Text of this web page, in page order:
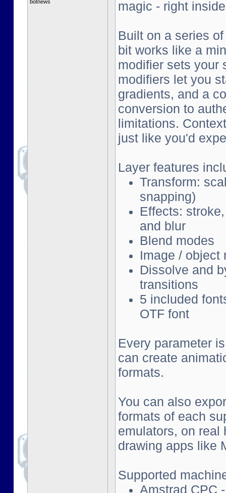
botnews
magic - right
Built on a series
bit works like a
modifier sets your
modifiers let you
gradients, and a
conversion to
limitations.
just like you'd
Layer features
Transform:
snapping)
Effects:
and blur
Blend modes
Image / object
Dissolve and
transitions
5 included
OTF font
Every parameter
can create
formats.
You can also
formats of each
emulators, on real
drawing apps like
Supported
Amstrad CPC